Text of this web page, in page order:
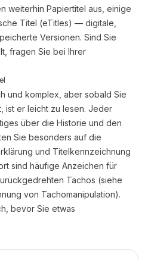
weiterhin Papiertitel aus, einige
Titel (eTitles) — digitale,
Versionen. Sind Sie
fragen Sie bei Ihrer
und komplex, aber sobald Sie
ist er leicht zu lesen. Jeder
über die Historie und den
Sie besonders auf die
und Titelkennzeichnung
sind häufige Anzeichen für
Tachos (siehe
von Tachomanipulation).
bevor Sie etwas